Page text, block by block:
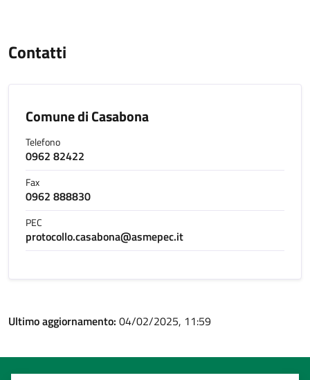
Contatti
Comune di Casabona
Telefono
0962 82422
Fax
0962 888830
PEC
protocollo.casabona@asmepec.it
Ultimo aggiornamento: 04/02/2025, 11:59